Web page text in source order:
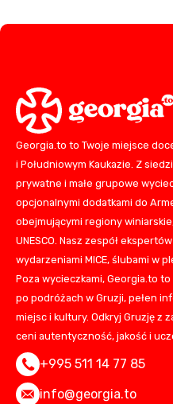
Georgia.to to Twoje miejsce
i Południowym Kaukazie. Z
prywatne i małe grupowe
opcjonalnymi dodatkami do
obejmującymi regiony
UNESCO. Nasz zespół
wydarzeniami MICE, ślubami w
Poza wycieczkami, Georgia.to
po podróżach w Gruzji, pełen
miejsc i kultury. Odkryj Gruzję z
ceni autentyczność, jakość i
+995 511 14 77 85
info@georgia.to